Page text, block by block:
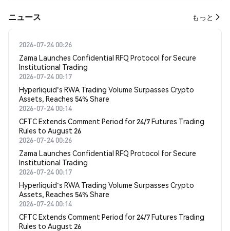
​​ニュース​​ もっと
2026-07-24 00:26
Zama Launches Confidential RFQ Protocol for Secure
Institutional Trading
2026-07-24 00:17
Hyperliquid's RWA Trading Volume Surpasses Crypto
Assets, Reaches 54% Share
2026-07-24 00:14
CFTC Extends Comment Period for 24/7 Futures Trading
Rules to August 26
2026-07-24 00:26
Zama Launches Confidential RFQ Protocol for Secure
Institutional Trading
2026-07-24 00:17
Hyperliquid's RWA Trading Volume Surpasses Crypto
Assets, Reaches 54% Share
2026-07-24 00:14
CFTC Extends Comment Period for 24/7 Futures Trading
Rules to August 26